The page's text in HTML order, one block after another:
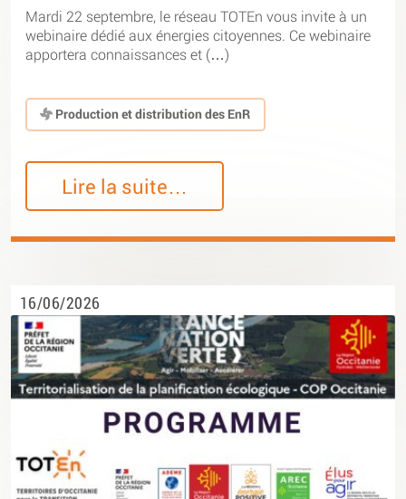
Mardi 22 septembre, le réseau TOTEn vous invite à un
webinaire dédié aux énergies citoyennes. Ce webinaire
apportera connaissances et (…)
Production et distribution des EnR
Lire la suite…
16/06/2026